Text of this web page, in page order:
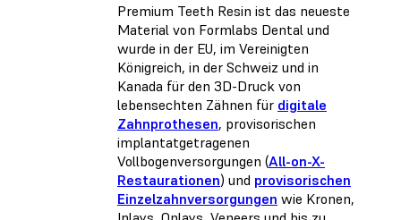
Premium Teeth Resin ist das neueste
Material von Formlabs Dental und
wurde in der EU, im Vereinigten
Königreich, in der Schweiz und in
Kanada für den 3D-Druck von
lebensechten Zähnen für digitale
Zahnprothesen, provisorischen
implantatgetragenen
Vollbogenversorgungen (All-on-X-
Restaurationen) und provisorischen
Einzelzahnversorgungen wie Kronen,